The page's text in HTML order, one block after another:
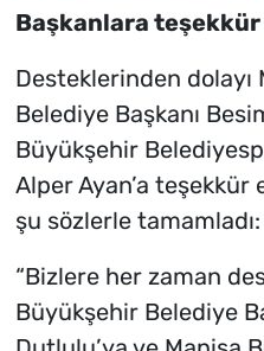
Başkanlara teşekkür
Desteklerinden dolayı
Belediye Başkanı
Büyükşehir
Alper Ayan’a teşekkür
şu sözlerle tamamladı:
“Bizlere her zaman
Büyükşehir Belediye